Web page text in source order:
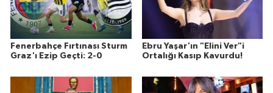
Fenerbahçe Fırtınası Sturm
Graz'ı Ezip Geçti: 2-0
Ebru Yaşar'ın "Elini Ver"i
Ortalığı Kasıp Kavurdu!